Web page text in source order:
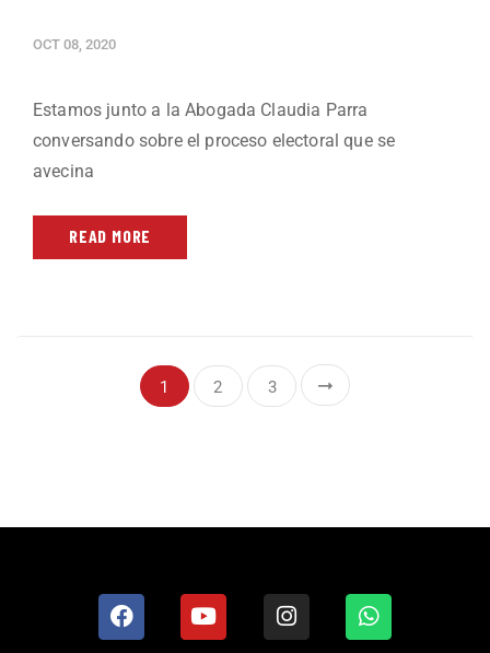
OCT 08, 2020
Estamos junto a la Abogada Claudia Parra
conversando sobre el proceso electoral que se
avecina
READ MORE
1 2 3